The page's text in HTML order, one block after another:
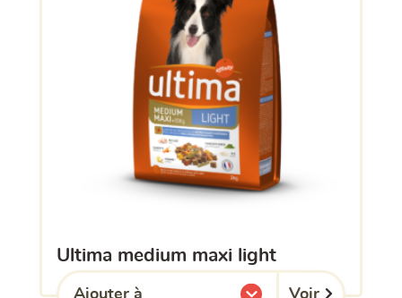
ultima medium maxi light
Ajouter à Voir